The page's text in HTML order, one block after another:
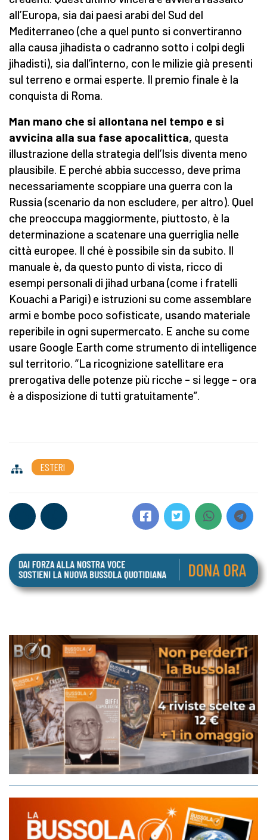
all’Europa, sia dai paesi arabi del Sud del
Mediterraneo (che a quel punto si convertiranno
alla causa jihadista o cadranno sotto i colpi degli
jihadisti), sia dall’interno, con le milizie già presenti
sul terreno e ormai esperte. Il premio finale è la
conquista di Roma.
Man mano che si allontana nel tempo e si
avvicina alla sua fase apocalittica, questa
illustrazione della strategia dell’Isis diventa meno
plausibile. E perché abbia successo, deve prima
necessariamente scoppiare una guerra con la
Russia (scenario da non escludere, per altro). Quel
che preoccupa maggiormente, piuttosto, è la
determinazione a scatenare una guerriglia nelle
città europee. Il ché è possibile sin da subito. Il
manuale è, da questo punto di vista, ricco di
esempi personali di jihad urbana (come i fratelli
Kouachi a Parigi) e istruzioni su come assemblare
armi e bombe poco sofisticate, usando materiale
reperibile in ogni supermercato. E anche su come
usare Google Earth come strumento di intelligence
sul territorio. “La ricognizione satellitare era
prerogativa delle potenze più ricche – si legge – ora
è a disposizione di tutti gratuitamente”.
ESTERI